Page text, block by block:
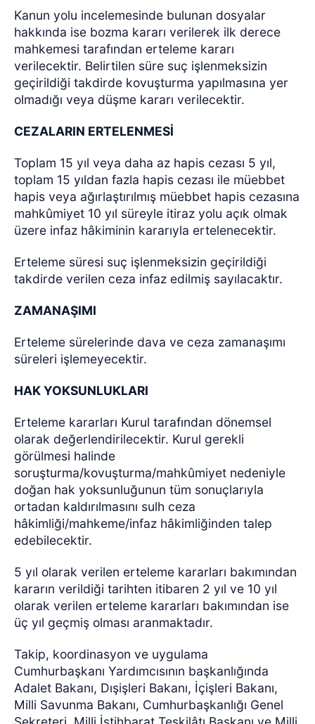
Kanun yolu incelemesinde bulunan dosyalar
hakkında ise bozma kararı verilerek ilk derece
mahkemesi tarafından erteleme kararı
verilecektir. Belirtilen süre suç işlenmeksizin
geçirildiği takdirde kovuşturma yapılmasına yer
olmadığı veya düşme kararı verilecektir.
CEZALARIN ERTELENMESİ
Toplam 15 yıl veya daha az hapis cezası 5 yıl,
toplam 15 yıldan fazla hapis cezası ile müebbet
hapis veya ağırlaştırılmış müebbet hapis cezasına
mahkûmiyet 10 yıl süreyle itiraz yolu açık olmak
üzere infaz hâkiminin kararıyla ertelenecektir.
Erteleme süresi suç işlenmeksizin geçirildiği
takdirde verilen ceza infaz edilmiş sayılacaktır.
ZAMANAŞIMI
Erteleme sürelerinde dava ve ceza zamanaşımı
süreleri işlemeyecektir.
HAK YOKSUNLUKLARI
Erteleme kararları Kurul tarafından dönemsel
olarak değerlendirilecektir. Kurul gerekli
görülmesi halinde
soruşturma/kovuşturma/mahkûmiyet nedeniyle
doğan hak yoksunluğunun tüm sonuçlarıyla
ortadan kaldırılmasını sulh ceza
hâkimliği/mahkeme/infaz hâkimliğinden talep
edebilecektir.
5 yıl olarak verilen erteleme kararları bakımından
kararın verildiği tarihten itibaren 2 yıl ve 10 yıl
olarak verilen erteleme kararları bakımından ise
üç yıl geçmiş olması aranmaktadır.
Takip, koordinasyon ve uygulama
Cumhurbaşkanı Yardımcısının başkanlığında
Adalet Bakanı, Dışişleri Bakanı, İçişleri Bakanı,
Milli Savunma Bakanı, Cumhurbaşkanlığı Genel